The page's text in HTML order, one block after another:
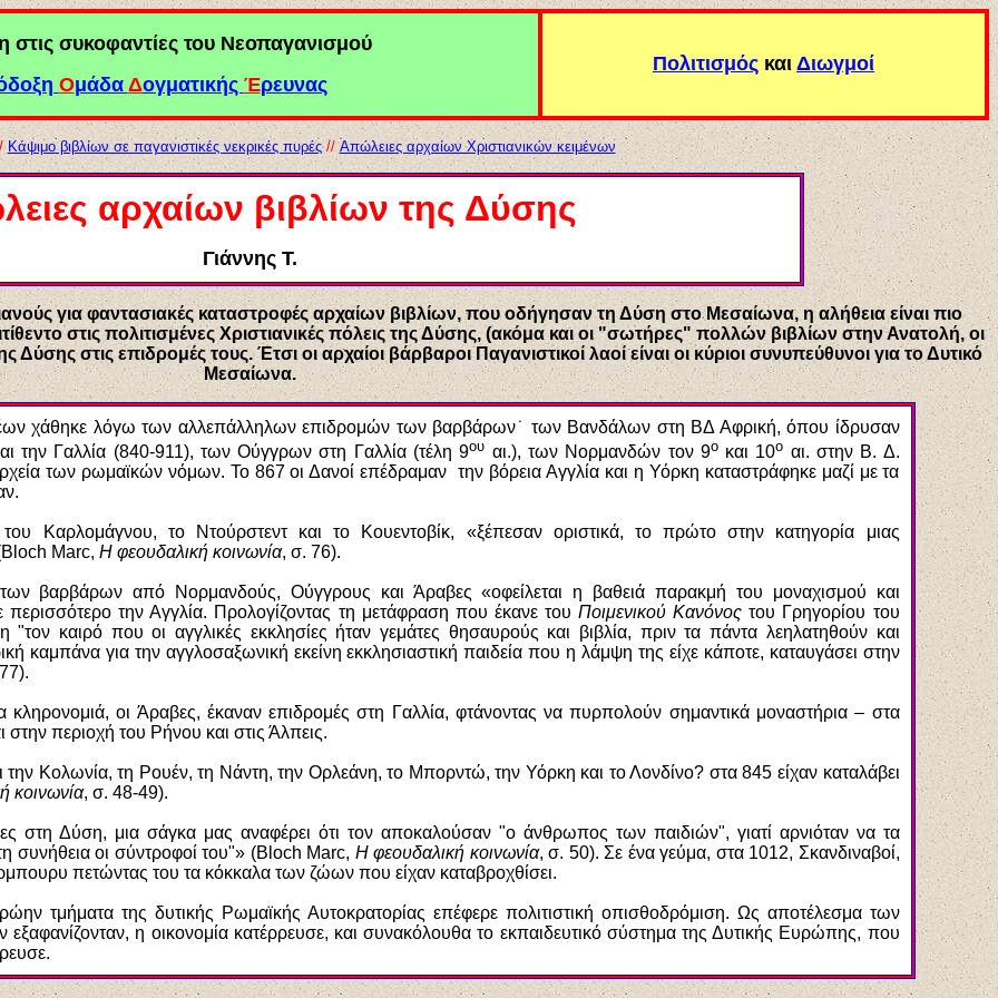
στις συκοφαντίες του Νεοπαγανισμού
Ομάδα Δογματικής Έρευνας
Πολιτισμός και Διωγμοί
Κάψιμο βιβλίων σε παγανιστικές νεκρικές πυρές//Απώλειες αρχαίων Χριστιανικών κειμένων
αρχαίων βιβλίων της Δύσης
Γιάννης Τ.
για φαντασιακές καταστροφές αρχαίων βιβλίων, που οδήγησαν τη Δύση στο Μεσαίωνα, η αλήθεια είναι πιο
στις πολιτισμένες Χριστιανικές πόλεις της Δύσης, (ακόμα και οι "σωτήρες" πολλών βιβλίων στην Ανατολή, οι
στις επιδρομές τους. Έτσι οι αρχαίοι βάρβαροι Παγανιστικοί λαοί είναι οι κύριοι συνυπεύθυνοι για το Δυτικό
Μεσαίωνα.
χάθηκε λόγω των αλλεπάλληλων επιδρομών των βαρβάρων˙ των Βανδάλων στη ΒΔ Αφρική, όπου ίδρυσαν
την Γαλλία (840-911), των Ούγγρων στη Γαλλία (τέλη 9ου αι.), των Νορμανδών τον 9οκαι 10ο αι. στην Β. Δ.
των ρωμαϊκών νόμων. Το 867 οι Δανοί επέδραμαν την βόρεια Αγγλία και η Υόρκη καταστράφηκε μαζί με τα
του Καρλομάγνου, το Ντούρστεντ και το Κουεντοβίκ, «ξέπεσαν οριστικά, το πρώτο στην κατηγορία μιας
Bloch Marc, Η φεουδαλική κοινωνία, σ. 76).
των βαρβάρων από Νορμανδούς, Ούγγρους και Άραβες «οφείλεται η βαθειά παρακμή του μοναχισμού και
την Αγγλία. Προλογίζοντας τη μετάφραση που έκανε τουΠοιμενικού Κανόνοςτου Γρηγορίου του
καιρό που οι αγγλικές εκκλησίες ήταν γεμάτες θησαυρούς και βιβλία, πριν τα πάντα λεηλατηθούν και
καμπάνα για την αγγλοσαξωνική εκείνη εκκλησιαστική παιδεία που η λάμψη της είχε κάποτε, καταυγάσει στην
κληρονομιά, οι Άραβες, έκαναν επιδρομές στη Γαλλία, φτάνοντας να πυρπολούν σημαντικά μοναστήρια – στα
περιοχή του Ρήνου και στις Άλπεις.
την Κολωνία, τη Ρουέν, τη Νάντη, την Ορλεάνη, το Μπορντώ, την Υόρκη και το Λονδίνο? στα 845 είχαν καταλάβει
κοινωνία, σ. 48-49).
στη Δύση, μια σάγκα μας αναφέρει ότι τον αποκαλούσαν "ο άνθρωπος των παιδιών", γιατί αρνιόταν να τα
συνήθεια οι σύντροφοί του"» (Bloch Marc, Η φεουδαλική κοινωνία, σ. 50). Σε ένα γεύμα, στα 1012, Σκανδιναβοί,
πετώντας του τα κόκκαλα των ζώων που είχαν καταβροχθίσει.
τμήματα της δυτικής Ρωμαϊκής Αυτοκρατορίας επέφερε πολιτιστική οπισθοδρόμιση. Ως αποτέλεσμα των
εξαφανίζονταν, η οικονομία κατέρρευσε, και συνακόλουθα το εκπαιδευτικό σύστημα της Δυτικής Ευρώπης, που